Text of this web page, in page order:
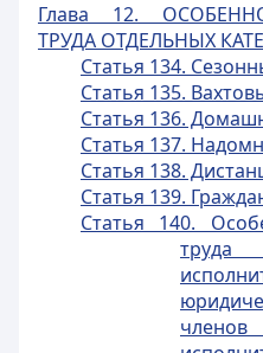
Глава 12.
ТРУДА ОТДЕЛЬНЫХ
Статья 134.
Статья 135.
Статья 136.
Статья 137.
Статья 138.
Статья 139.
Статья 140.